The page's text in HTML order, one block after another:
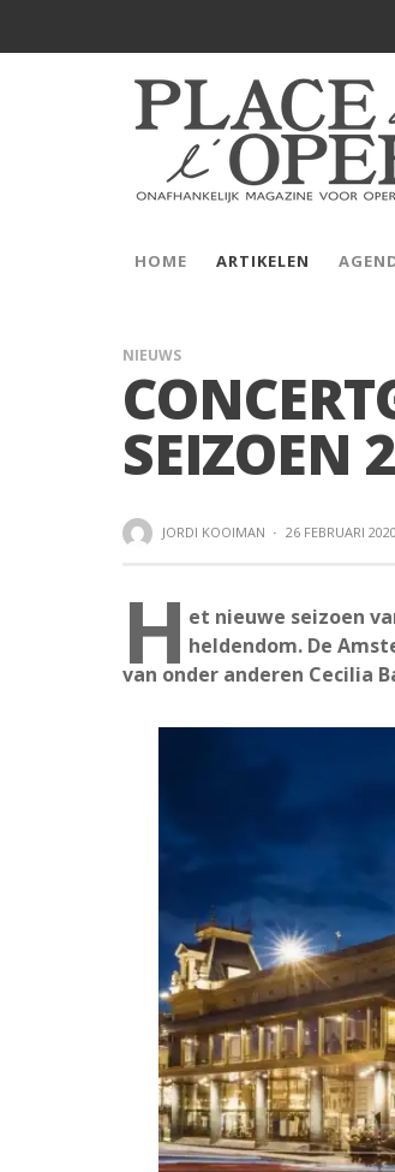
HOME ARTIKELEN
NIEUWS
SEIZOEN
JORDI KOOIMAN · 26 FEBRUARI 2020
H et nieuwe seizoen
heldendom. De
van onder anderen Cecilia